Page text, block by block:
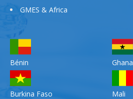
GMES & Africa
Bénin
Burkina Faso
Ghana
Mali